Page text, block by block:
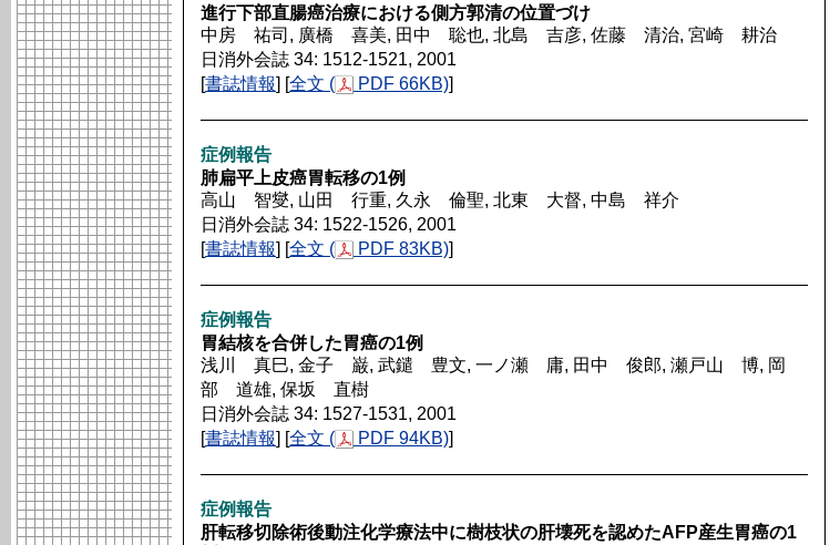
進行下部直腸癌治療における側方郭清の位置づけ
中房 祐司, 廣橋 喜美, 田中 聡也, 北島 吉彦, 佐藤 清治, 宮崎 耕治
日消外会誌 34: 1512-1521, 2001
[書誌情報] [全文 ( PDF 66KB)]
症例報告
肺扁平上皮癌胃転移の1例
高山 智燮, 山田 行重, 久永 倫聖, 北東 大督, 中島 祥介
日消外会誌 34: 1522-1526, 2001
[書誌情報] [全文 ( PDF 83KB)]
症例報告
胃結核を合併した胃癌の1例
浅川 真巳, 金子 巌, 武鑓 豊文, 一ノ瀬 庸, 田中 俊郎, 瀬戸山 博, 岡
部 道雄, 保坂 直樹
日消外会誌 34: 1527-1531, 2001
[書誌情報] [全文 ( PDF 94KB)]
症例報告
肝転移切除術後動注化学療法中に樹枝状の肝壊死を認めたAFP産生胃癌の1